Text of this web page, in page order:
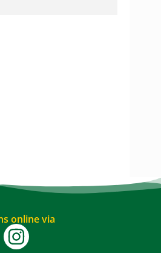
online via